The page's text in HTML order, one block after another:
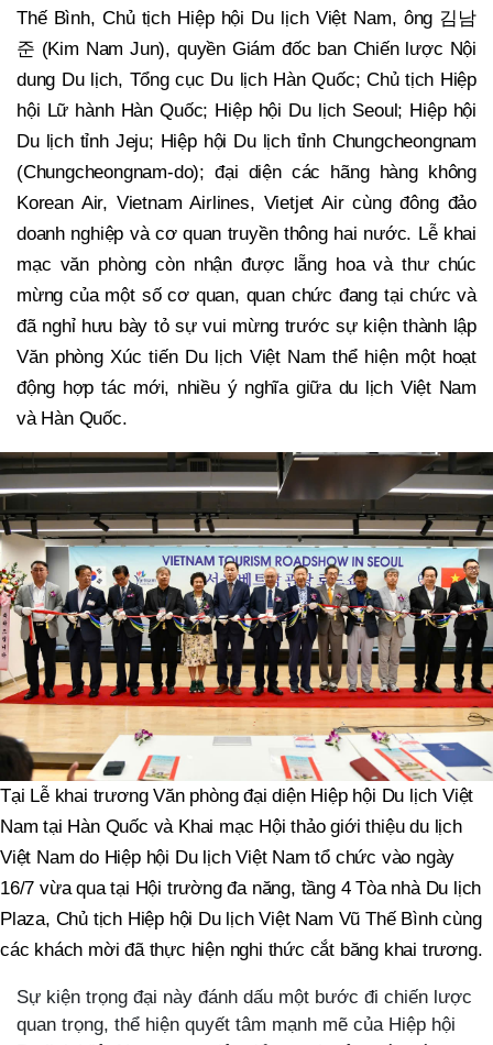
Thế Bình, Chủ tịch Hiệp hội Du lịch Việt Nam, ông 김남
준 (Kim Nam Jun), quyền Giám đốc ban Chiến lược Nội
dung Du lịch, Tổng cục Du lịch Hàn Quốc; Chủ tịch Hiệp
hội Lữ hành Hàn Quốc; Hiệp hội Du lịch Seoul; Hiệp hội
Du lịch tỉnh Jeju; Hiệp hội Du lịch tỉnh Chungcheongnam
(Chungcheongnam-do); đại diện các hãng hàng không
Korean Air, Vietnam Airlines, Vietjet Air cùng đông đảo
doanh nghiệp và cơ quan truyền thông hai nước. Lễ khai
mạc văn phòng còn nhận được lẵng hoa và thư chúc
mừng của một số cơ quan, quan chức đang tại chức và
đã nghỉ hưu bày tỏ sự vui mừng trước sự kiện thành lập
Văn phòng Xúc tiến Du lịch Việt Nam thể hiện một hoạt
động hợp tác mới, nhiều ý nghĩa giữa du lịch Việt Nam
và Hàn Quốc.
Tại Lễ khai trương Văn phòng đại diện Hiệp hội Du lịch Việt
Nam tại Hàn Quốc và Khai mạc Hội thảo giới thiệu du lịch
Việt Nam do Hiệp hội Du lịch Việt Nam tổ chức vào ngày
16/7 vừa qua tại Hội trường đa năng, tầng 4 Tòa nhà Du lịch
Plaza, Chủ tịch Hiệp hội Du lịch Việt Nam Vũ Thế Bình cùng
các khách mời đã thực hiện nghi thức cắt băng khai trương.
Sự kiện trọng đại này đánh dấu một bước đi chiến lược
quan trọng, thể hiện quyết tâm mạnh mẽ của Hiệp hội